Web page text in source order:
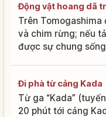
Động vật hoang dã
Trên Tomogashima
và chim rừng; nếu
được sự chung
Đi phà từ cảng Kada
Từ ga “Kada”
20 phút tới cảng